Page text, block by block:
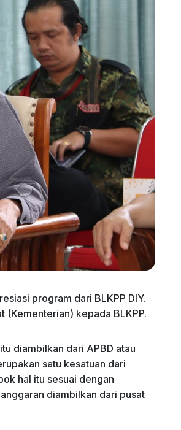
program dari BLKPP DIY.
(Kementerian) kepada BLKPP.
diambilkan dari APBD atau
satu kesatuan dari
hal itu sesuai dengan
diambilkan dari pusat